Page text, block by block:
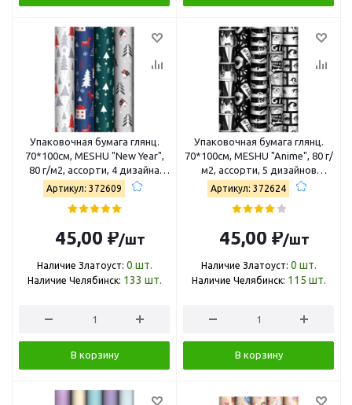
Упаковочная бумага глянц.
70*100см, MESHU "New Year",
80 г/м2, ассорти, 4 дизайна
MS_62798
Артикул: 372609
45,00 ₽/шт
Наличие Златоуст: 0 шт.
Наличие Челябинск: 133 шт.
В корзину
Упаковочная бумага глянц.
70*100см, MESHU "Anime", 80 г/
м2, ассорти, 5 дизайнов
MS_62813
Артикул: 372624
45,00 ₽/шт
Наличие Златоуст: 0 шт.
Наличие Челябинск: 115 шт.
В корзину